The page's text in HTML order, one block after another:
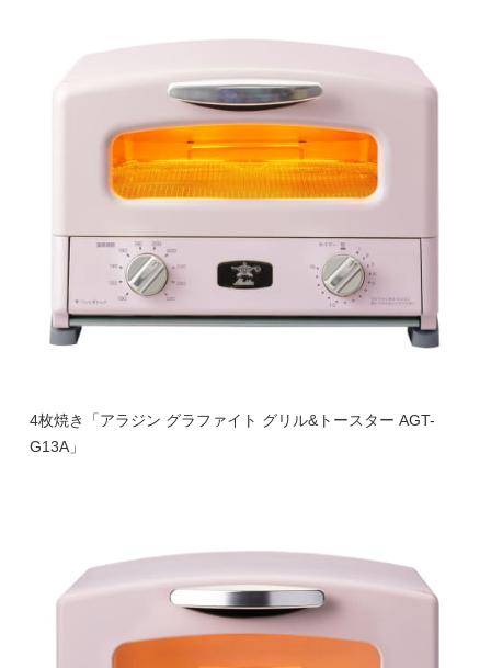
4枚焼き「アラジン グラファイト グリル&トースター AGT-
G13A」